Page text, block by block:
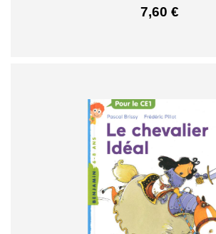
7,60 €